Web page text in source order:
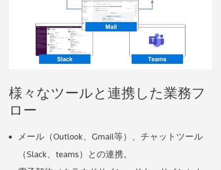
様々なツールと連携した業務フ
ロー
メール（Outlook、Gmail等）、チャットツール
（Slack、teams）との連携。